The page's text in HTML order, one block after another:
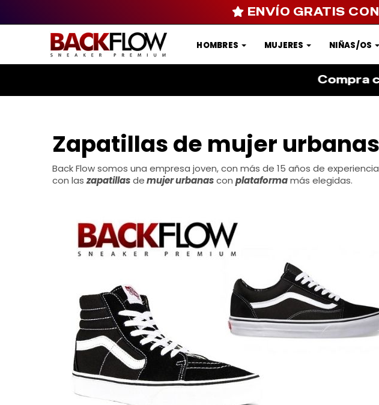
HOMBRES MUJERES NIÑAS/OS
ENVÍO GRATIS
Compra
Zapatillas de mujer
Back Flow somos una empresa joven, con más de 15 años de
con laszapatillasdemujer urbanascon plataformamás elegidas.